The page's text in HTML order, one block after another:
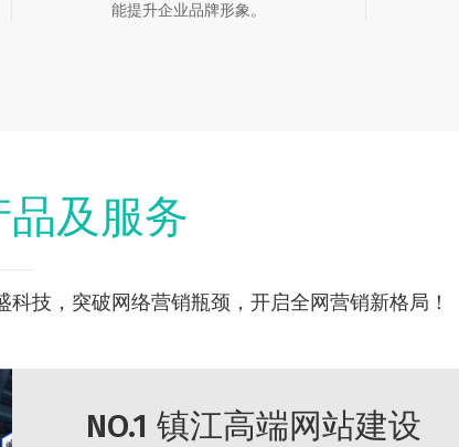
能提升企业品牌形象。
品及服务
技，突破网络营销瓶颈，开启全网营销新格局！
NO.1 镇江高端网站建设